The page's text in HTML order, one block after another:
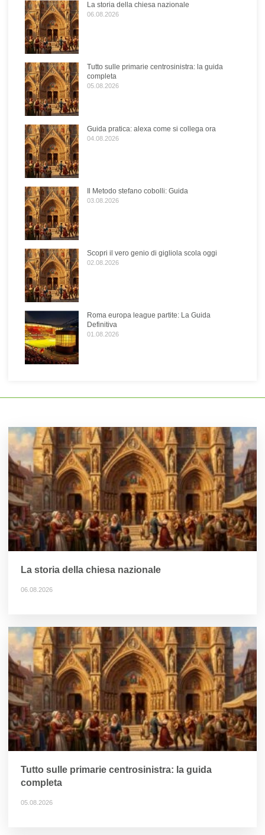
La storia della chiesa nazionale
06.08.2026
Tutto sulle primarie centrosinistra: la guida
completa
05.08.2026
Guida pratica: alexa come si collega ora
04.08.2026
Il Metodo stefano cobolli: Guida
03.08.2026
Scopri il vero genio di gigliola scola oggi
02.08.2026
Roma europa league partite: La Guida
Definitiva
01.08.2026
La storia della chiesa nazionale
06.08.2026
Tutto sulle primarie centrosinistra: la guida
completa
05.08.2026